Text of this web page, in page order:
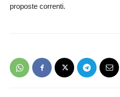
proposte correnti.